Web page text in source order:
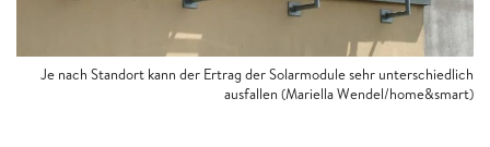
Je nach Standort kann der Ertrag der Solarmodule sehr unterschiedlich
ausfallen (Mariella Wendel/home&smart)